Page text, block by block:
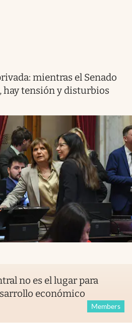
mientras el Senado
hay tensión y disturbios
no es el lugar para
económico
Members